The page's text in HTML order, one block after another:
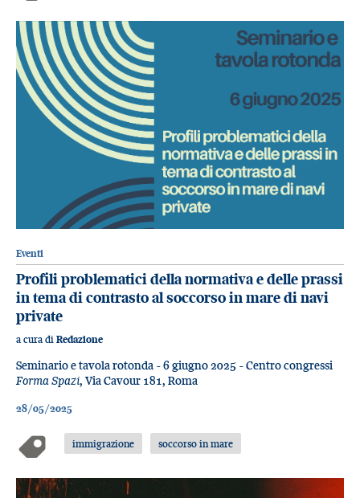
Eventi
Profili problematici della normativa e delle prassi
in tema di contrasto al soccorso in mare di navi
private
a cura di Redazione
Seminario e tavola rotonda - 6 giugno 2025 - Centro congressi
Forma Spazi, Via Cavour 181, Roma
28/05/2025
immigrazione soccorso in mare